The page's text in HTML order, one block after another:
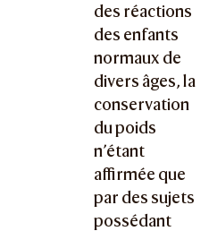
des réactions
des enfants
normaux de
divers âges, la
conservation
du poids
n’étant
affirmée que
par des sujets
possédant